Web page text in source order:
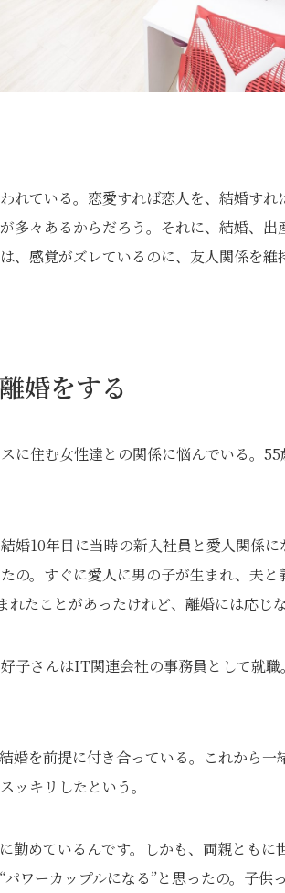
れている。恋愛すれば恋人を、結婚す
多々あるからだろう。それに、結婚、
、感覚がズレているのに、友人関係を
婚をする
に住む女性達との関係に悩んでいる。
婚10年目に当時の新入社員と愛人関係
の。すぐに愛人に男の子が生まれ、夫と
たことがあったけれど、離婚には応じな
子さんはIT関連会社の事務員として就職
婚を前提に付き合っている。これから
ッキリしたという。
勤めているんです。しかも、両親とも
ワーカップルになる”と思ったの。子供